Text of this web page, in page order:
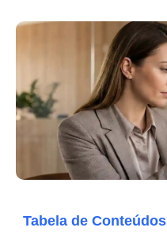
Tabela de Conteúdos